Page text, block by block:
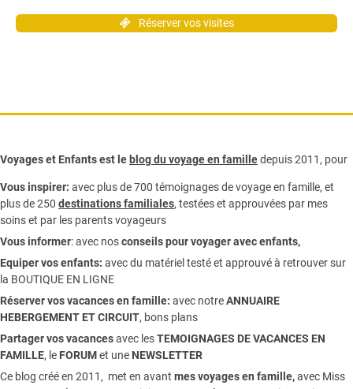
Réserver vos visites
Voyages et Enfants est le blog du voyage en familledepuis 2011, pour
Vous inspirer: avec plus de 700 témoignages devoyage en famille, et
plus de 250 destinations familiales, testées et approuvées par mes
soins et par les parents voyageurs
Vous informer:avec nosconseils pour voyager avec enfants,
Equiper vos enfants: avec du matériel testé et approuvé à retrouver sur
la BOUTIQUE EN LIGNE
Réserver vos vacances en famille: avec notreANNUAIRE
HEBERGEMENT ET CIRCUIT, bons plans
Partager vos vacancesavec lesTEMOIGNAGES DE VACANCES EN
FAMILLE, le FORUMet une NEWSLETTER
Ce blog créé en 2011, met en avant mes voyages en famille,avec Miss